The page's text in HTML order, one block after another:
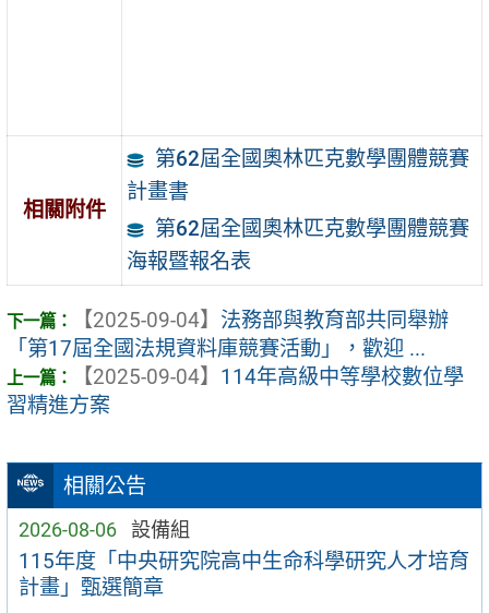
相關公告
2026-08-06 設備組
115年度「中央研究院高中生命科學研究人才培育
計畫」甄選簡章
相關附件
第62屆全國奧林匹克數學團體競賽
計畫書
第62屆全國奧林匹克數學團體競賽
海報暨報名表
【2025-09-04】 法務部與教育部共同舉辦
「第17屆全國法規資料庫競賽活動」，歡迎 ...
【2025-09-04】 114年高級中等學校數位學
習精進方案